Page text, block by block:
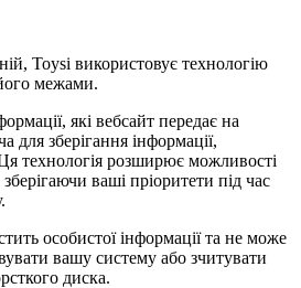
Toysi використовує технологію
межами.
які вебсайт передає на
для зберігання інформації,
технологія розширює можливості
ваші пріоритети під час
особистої інформації та не може
вашу систему або зчитувати
диска.